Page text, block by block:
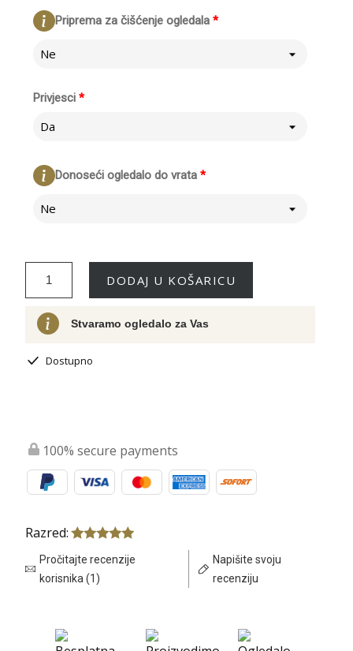
*
Priprema za čišćenje ogledala
Ne
*
Privjesci
Da
*
Donoseći ogledalo do vrata
Ne
DODAJ U KOŠARICU
Stvaramo ogledalo za Vas
Dostupno
100% secure payments
Razred:
Pročitajte recenzije
korisnika (1)
Napišite svoju
recenziju